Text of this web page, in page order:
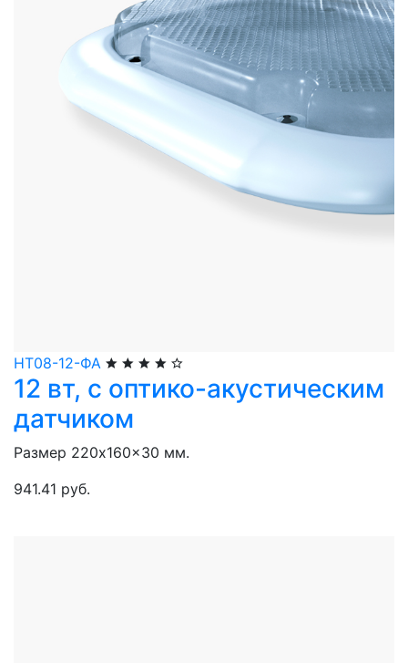
НТ08-12-ФА
12 вт, с оптико-акустическим
датчиком
Размер 220x160x30 мм.
941.41 руб.